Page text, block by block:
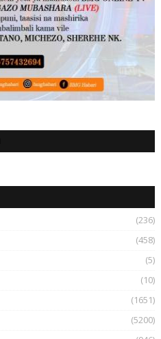
(236)
(458)
(5)
(10)
(1651)
(5200)